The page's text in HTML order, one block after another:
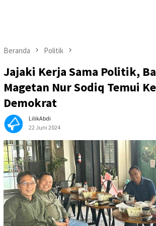
Beranda Politik
Jajaki Kerja Sama Politik,
Magetan Nur Sodiq Temui
Demokrat
LilikAbdi
22 Juni 2024